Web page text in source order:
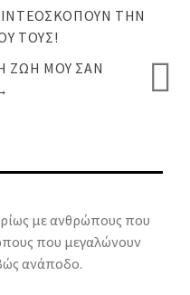
ΤΗΝ
ΤΟΥΣ!
ΖΩΉ ΜΟΥ ΣΑΝ
με ανθρώπους που
που μεγαλώνουν
ανάποδο.